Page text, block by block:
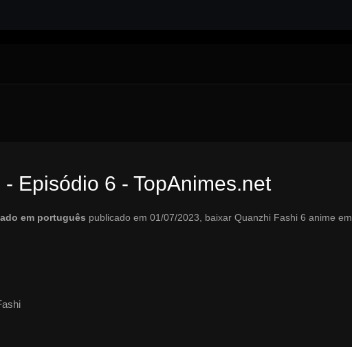
Episódio 6 - TopAnimes.net
em português publicado em 01/07/2023, baixar Quanzhi Fashi 6 anime em